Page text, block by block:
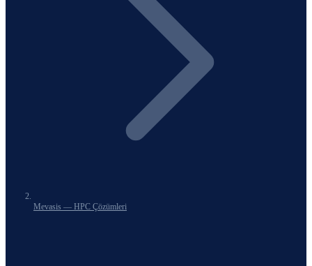
Mevasis — HPC Çözümleri